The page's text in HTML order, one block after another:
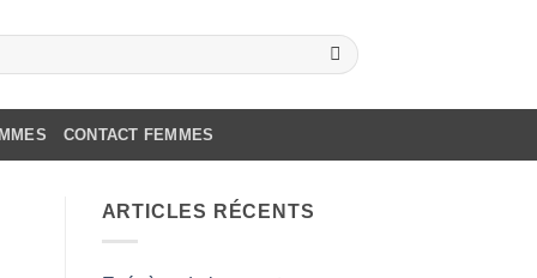
CONTACT FEMMES
ARTICLES RÉCENTS